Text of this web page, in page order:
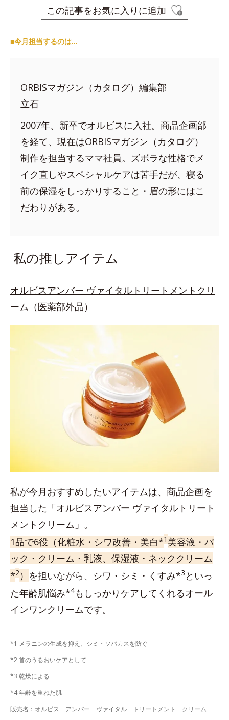
この記事をお気に入りに追加
■今月担当するのは…
ORBISマガジン（カタログ）編集部
立石
2007年、新卒でオルビスに入社。商品企画部
を経て、現在はORBISマガジン（カタログ）
制作を担当するママ社員。ズボラな性格でメ
イク直しやスペシャルケアは苦手だが、寝る
前の保湿をしっかりすること・眉の形にはこ
だわりがある。
私の推しアイテム
オルビスアンバー ヴァイタルトリートメントクリ
ーム（医薬部外品）
私が今月おすすめしたいアイテムは、商品企画を
担当した「オルビスアンバー ヴァイタルトリート
メントクリーム」。
1品で6役（化粧水・シワ改善・美白*1 美容液・パ
ック・クリーム・乳液、保湿液・ネッククリーム
*2 ） を担いながら、シワ・シミ・くすみ*3 といっ
た年齢肌悩み*4もしっかりケアしてくれるオール
インワンクリームです。
*1 メラニンの生成を抑え、シミ・ソバカスを防ぐ
*2 首のうるおいケアとして
*3 乾燥による
*4 年齢を重ねた肌
販売名：オルビス アンバー ヴァイタル トリートメント クリーム